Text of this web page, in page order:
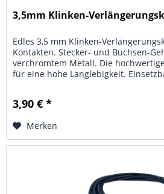
3,5mm Klinken-
Edles 3,5 mm Klinken-
Kontakten. Stecker- und Buchsen-
verchromtem Metall. Die
für eine hohe Langlebigkeit.
3,90 € *
Merken